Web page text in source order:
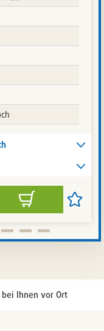
In
den
Artikel
setzen
Ihnen vor Ort